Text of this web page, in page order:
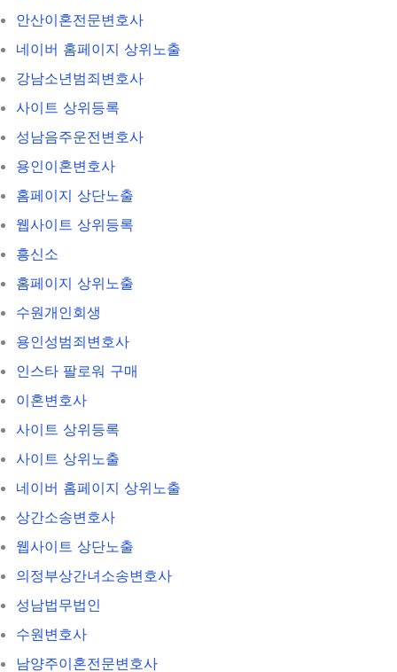
안산이혼전문변호사
네이버 홈페이지 상위노출
강남소년범죄변호사
사이트 상위등록
성남음주운전변호사
용인이혼변호사
홈페이지 상단노출
웹사이트 상위등록
흥신소
홈페이지 상위노출
수원개인회생
용인성범죄변호사
인스타 팔로워 구매
이혼변호사
사이트 상위등록
사이트 상위노출
네이버 홈페이지 상위노출
상간소송변호사
웹사이트 상단노출
의정부상간녀소송변호사
성남법무법인
수원변호사
남양주이혼전문변호사